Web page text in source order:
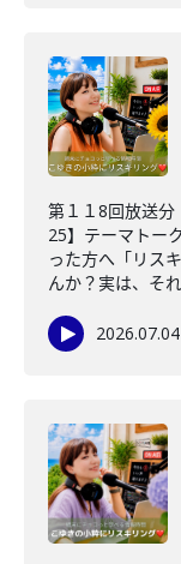
第１１8回放送分
25】テーマトー
った方へ「リス
んか？実は、そ
2026.07.04